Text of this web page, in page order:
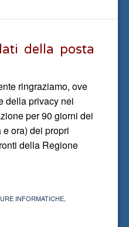
della posta
ringraziamo, ove
della privacy nei
per 90 giorni dei
ora) dei propri
della Regione
INFORMATICHE,